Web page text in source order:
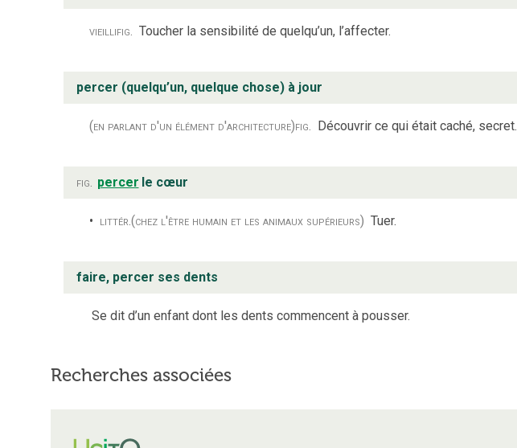
vieillifig. Toucher la sensibilité de quelqu’un, l’affecter.
percer (quelqu’un, quelque chose) à jour
(en parlant d'un élément d'architecture)fig. Découvrir ce qui était caché, secret.
fig. percer le cœur
littér.(chez l'être humain et les animaux supérieurs) Tuer.
faire, percer ses dents
Se dit d’un enfant dont les dents commencent à pousser.
Recherches associées